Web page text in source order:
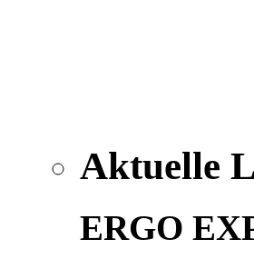
Aktuelle
ERGO